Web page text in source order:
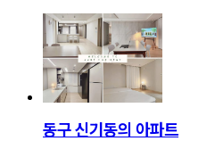
동구 신기동의 아파트